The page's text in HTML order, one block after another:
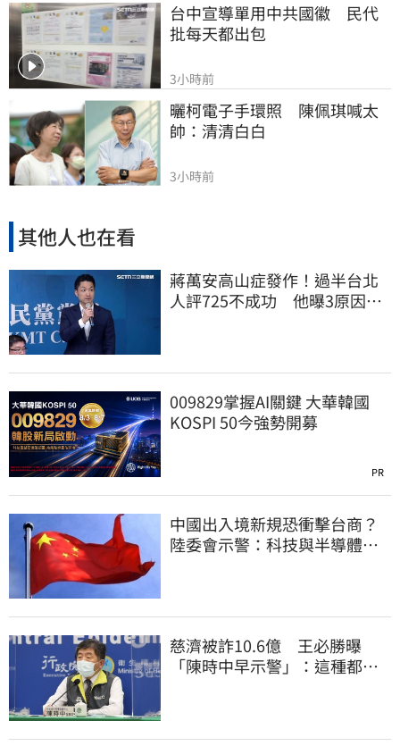
台中宣導單用中共國徽　民代
批每天都出包
3小時前
曬柯電子手環照　陳佩琪喊太
帥：清清白白
3小時前
其他人也在看
蔣萬安高山症發作！過半台北
人評725不成功 他曝3原因：
009829掌握AI關鍵 大華韓國
KOSPI 50今強勢開募
PR
中國出入境新規恐衝擊台商？
陸委會示警：科技與半導體從
慈濟被詐10.6億 王必勝曝
「陳時中早示警」：這種都是